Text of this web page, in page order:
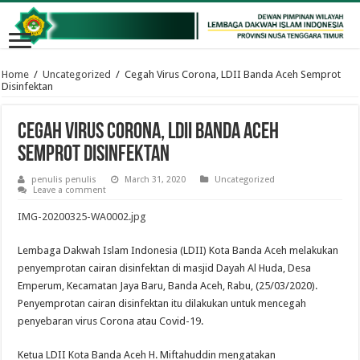
Home / Uncategorized / Cegah Virus Corona, LDII Banda Aceh Semprot
Disinfektan
Cegah Virus Corona, LDII Banda Aceh
Semprot Disinfektan
penulis penulis March 31, 2020
Uncategorized
Leave a comment
IMG-20200325-WA0002.jpg
Lembaga Dakwah Islam Indonesia (LDII) Kota Banda Aceh melakukan
penyemprotan cairan disinfektan di masjid Dayah Al Huda, Desa
Emperum, Kecamatan Jaya Baru, Banda Aceh, Rabu, (25/03/2020).
Penyemprotan cairan disinfektan itu dilakukan untuk mencegah
penyebaran virus Corona atau Covid-19.
Ketua LDII Kota Banda Aceh H. Miftahuddin mengatakan